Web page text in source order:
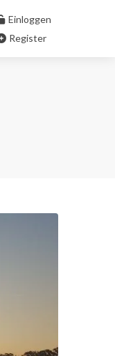
Einloggen
Register